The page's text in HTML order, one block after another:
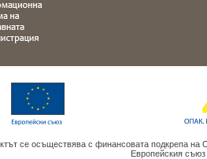
се осъществява с финансовата подкрепа на
Европейския